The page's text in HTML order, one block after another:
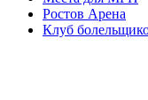
Ростов Арена
Клуб